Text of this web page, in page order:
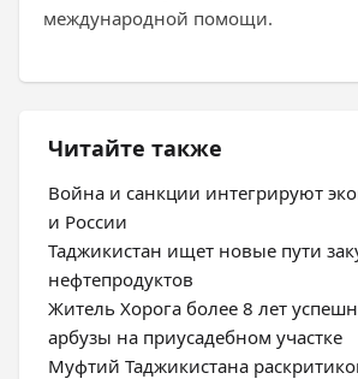
международной помощи.
Читайте также
Война и санкции интегрируют
и России
Таджикистан ищет новые пути
нефтепродуктов
Житель Хорога более 8 лет
арбузы на приусадебном участке
Муфтий Таджикистана